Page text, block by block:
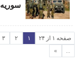
سوریه
صفحه ۱ از ۲۴ ۱ ۲ ۳
...
»